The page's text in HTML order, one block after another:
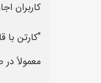
کاربران
"کارتن
معمولاً